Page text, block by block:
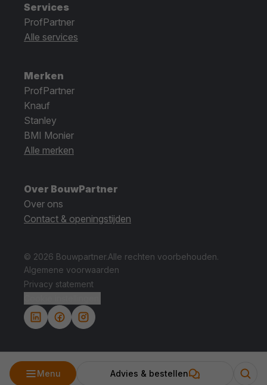
Menu Advies & bestellen
Services
ProfPartner
Alle services
Merken
ProfPartner
Knauf
Stanley
BMI Monier
Alle merken
Over BouwPartner
Over ons
Contact & openingstijden
© 2026 Bouwpartner.Alle rechten voorbehouden.
Algemene voorwaarden
Privacy statement